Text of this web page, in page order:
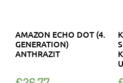
AMAZON ECHO DOT (4.
GENERATION)
ANTHRAZIT